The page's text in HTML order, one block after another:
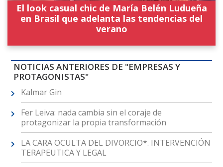
El look casual chic de María Belén Ludueña
en Brasil que adelanta las tendencias del
verano
NOTICIAS ANTERIORES DE "EMPRESAS Y
PROTAGONISTAS"
Kalmar Gin
Fer Leiva: nada cambia sin el coraje de
protagonizar la propia transformación
LA CARA OCULTA DEL DIVORCIO*. INTERVENCIÓN
TERAPEUTICA Y LEGAL